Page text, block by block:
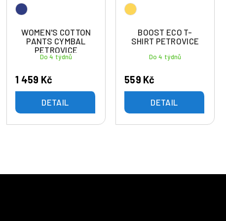
WOMEN'S COTTON
PANTS CYMBAL
PETROVICE
Do 4 týdnů
1 459 Kč
DETAIL
BOOST ECO T-
SHIRT PETROVICE
Do 4 týdnů
559 Kč
DETAIL